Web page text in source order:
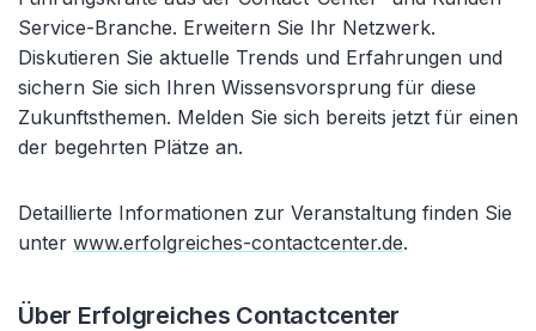
Service-Branche. Erweitern Sie Ihr Netzwerk.
Diskutieren Sie aktuelle Trends und Erfahrungen und
sichern Sie sich Ihren Wissensvorsprung für diese
Zukunftsthemen. Melden Sie sich bereits jetzt für einen
der begehrten Plätze an.
Detaillierte Informationen zur Veranstaltung finden Sie
unter www.erfolgreiches-contactcenter.de.
Über Erfolgreiches Contactcenter